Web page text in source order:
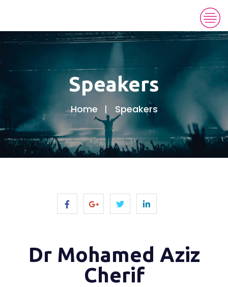
Speakers
Home Speakers
Dr Mohamed Aziz
Cherif